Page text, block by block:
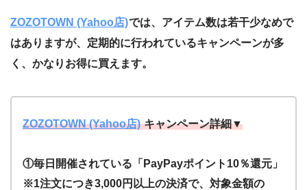
ZOZOTOWN (Yahoo店)では、アイテム数は若干少なめで
はありますが、定期的に行われているキャンペーンが多
く、かなりお得に買えます。
ZOZOTOWN (Yahoo店)キャンペーン詳細▼
①毎日開催されている「PayPayポイント10％還元」
※1注文につき3,000円以上の決済で、対象金額の